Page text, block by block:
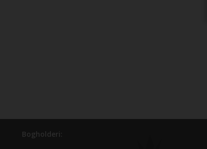
Bogholderi: